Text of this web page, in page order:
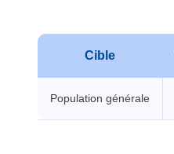
Cible
Population générale